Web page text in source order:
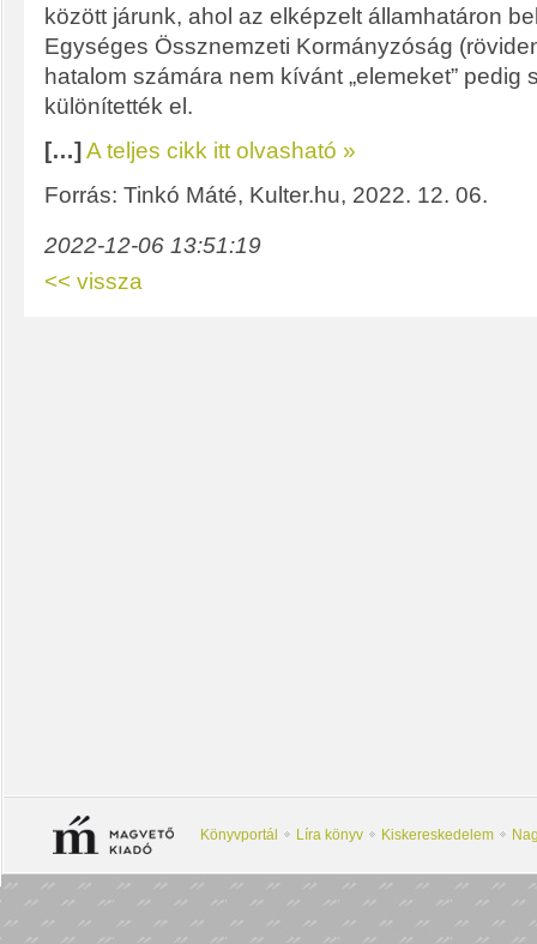
között járunk, ahol az elképzelt államhatáron
Egységes Össznemzeti Kormányzóság
hatalom számára nem kívánt „elemeket” pedig
különítették el.
[…] A teljes cikk itt olvasható »
Forrás: Tinkó Máté, Kulter.hu, 2022. 12. 06.
2022-12-06 13:51:19
<< vissza
Könyvportál Líra könyv Kiskereskedelem